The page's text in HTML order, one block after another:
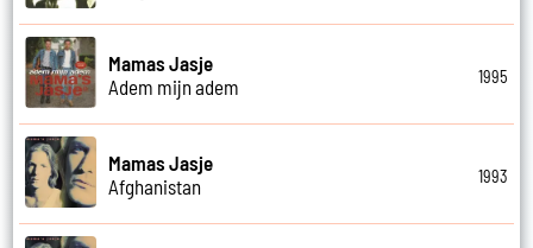
Mamas Jasje
Adem mijn adem
1995
Mamas Jasje
Afghanistan
1993